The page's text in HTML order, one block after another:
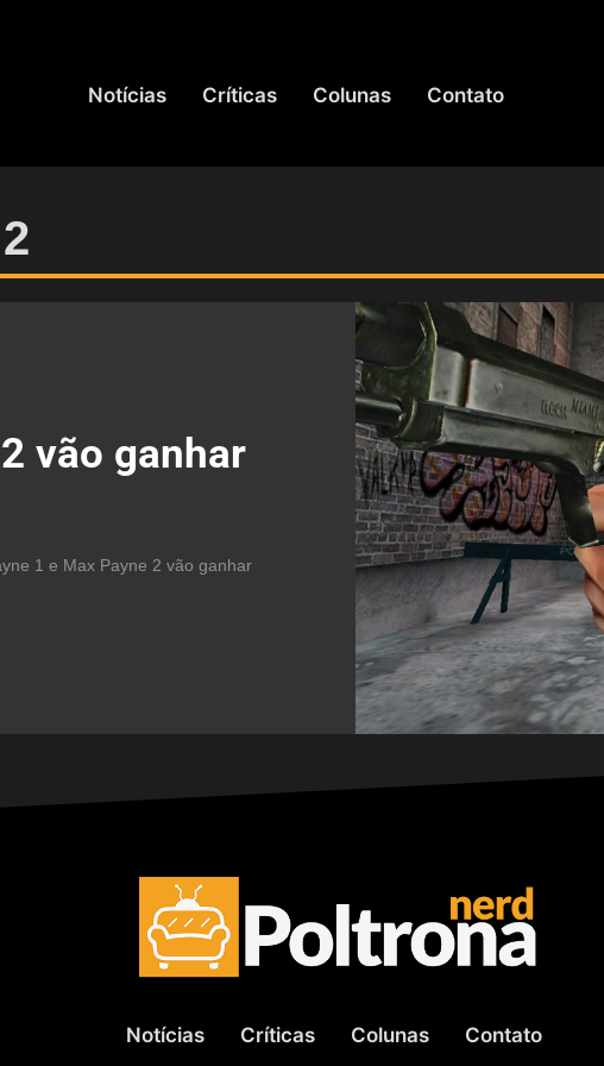
Notícias Críticas Colunas Contato
vão ganhar
1 e Max Payne 2 vão ganhar
Notícias Críticas Colunas Contato